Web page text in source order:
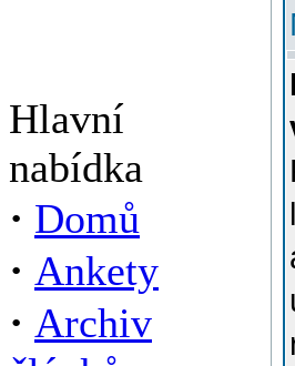
Hlavní
nabídka
· Domů
· Ankety
· Archiv